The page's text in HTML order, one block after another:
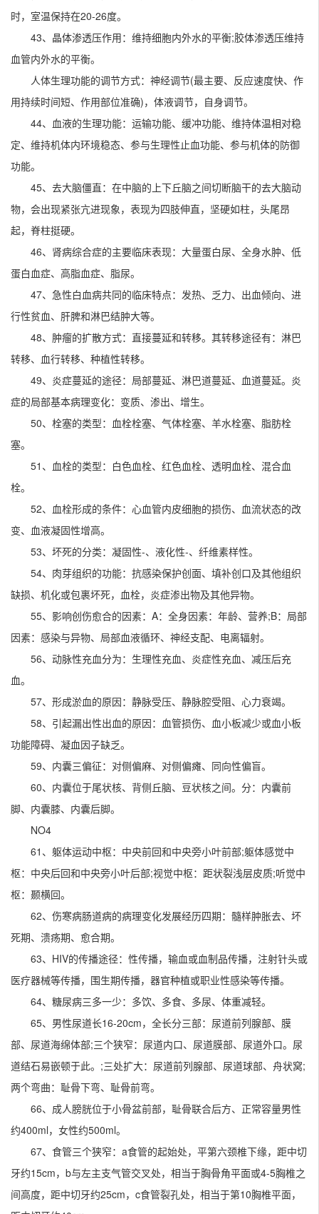
时，室温保持在20-26度。
43、晶体渗透压作用：维持细胞内外水的平衡;胶体渗透压维持
血管内外水的平衡。
人体生理功能的调节方式：神经调节(最主要、反应速度快、作
用持续时间短、作用部位准确)，体液调节，自身调节。
44、血液的生理功能：运输功能、缓冲功能、维持体温相对稳
定、维持机体内环境稳态、参与生理性止血功能、参与机体的防御
功能。
45、去大脑僵直：在中脑的上下丘脑之间切断脑干的去大脑动
物，会出现紧张亢进现象，表现为四肢伸直，坚硬如柱，头尾昂
起，脊柱挺硬。
46、肾病综合症的主要临床表现：大量蛋白尿、全身水肿、低
蛋白血症、高脂血症、脂尿。
47、急性白血病共同的临床特点：发热、乏力、出血倾向、进
行性贫血、肝脾和淋巴结肿大等。
48、肿瘤的扩散方式：直接蔓延和转移。其转移途径有：淋巴
转移、血行转移、种植性转移。
49、炎症蔓延的途径：局部蔓延、淋巴道蔓延、血道蔓延。炎
症的局部基本病理变化：变质、渗出、增生。
50、栓塞的类型：血栓栓塞、气体栓塞、羊水栓塞、脂肪栓
塞。
51、血栓的类型：白色血栓、红色血栓、透明血栓、混合血
栓。
52、血栓形成的条件：心血管内皮细胞的损伤、血流状态的改
变、血液凝固性增高。
53、坏死的分类：凝固性-、液化性-、纤维素样性。
54、肉芽组织的功能：抗感染保护创面、填补创口及其他组织
缺损、机化或包裹坏死，血栓，炎症渗出物及其他异物。
55、影响创伤愈合的因素：A：全身因素：年龄、营养;B：局部
因素：感染与异物、局部血液循环、神经支配、电离辐射。
56、动脉性充血分为：生理性充血、炎症性充血、减压后充
血。
57、形成淤血的原因：静脉受压、静脉腔受阻、心力衰竭。
58、引起漏出性出血的原因：血管损伤、血小板减少或血小板
功能障碍、凝血因子缺乏。
59、内囊三偏征：对侧偏麻、对侧偏瘫、同向性偏盲。
60、内囊位于尾状核、背侧丘脑、豆状核之间。分：内囊前
脚、内囊膝、内囊后脚。
NO4
61、躯体运动中枢：中央前回和中央旁小叶前部;躯体感觉中
枢：中央后回和中央旁小叶后部;视觉中枢：距状裂浅层皮质;听觉中
枢：颞横回。
62、伤寒病肠道病的病理变化发展经历四期：髓样肿胀去、坏
死期、溃疡期、愈合期。
63、HIV的传播途径：性传播，输血或血制品传播，注射针头或
医疗器械等传播，围生期传播，器官种植或职业性感染等传播。
64、糖尿病三多一少：多饮、多食、多尿、体重减轻。
65、男性尿道长16-20cm，全长分三部：尿道前列腺部、膜
部、尿道海绵体部;三个狭窄：尿道内口、尿道膜部、尿道外口。尿
道结石易嵌顿于此。;三处扩大：尿道前列腺部、尿道球部、舟状窝;
两个弯曲：耻骨下弯、耻骨前弯。
66、成人膀胱位于小骨盆前部，耻骨联合后方、正常容量男性
约400ml，女性约500ml。
67、食管三个狭窄：a食管的起始处，平第六颈椎下缘，距中切
牙约15cm，b与左主支气管交叉处，相当于胸骨角平面或4-5胸椎之
间高度，距中切牙约25cm，c食管裂孔处，相当于第10胸椎平面，